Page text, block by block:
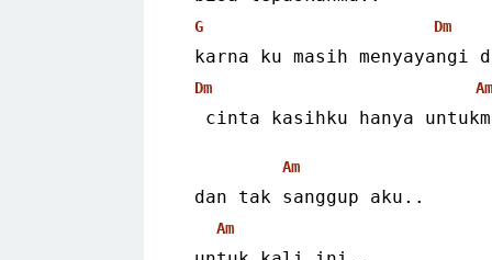
G Dm
karna ku masih menyayangi
Dm Am
cinta kasihku hanya
Am
dan tak sanggup aku..
Am